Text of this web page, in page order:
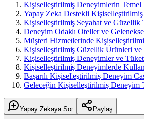
Kişiselleştirilmiş Deneyimlerin Temel
Yapay Zeka Destekli
Kişiselleştirilmiş Seyahat ve
Deneyim Odaklı Oteller ve
Müşteri Hizmetlerinde
Kişiselleştirilmiş Güzellik Ürünleri ve
Kişiselleştirilmiş Deneyimler ve
Kişiselleştirilmiş Deneyimlerde
Başarılı Kişiselleştirilmiş Deneyim
Geleceğin Kişiselleştirilmiş Deneyim
Yapay Zekaya Sor
Paylaş